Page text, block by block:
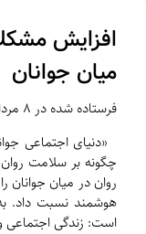
افزایش
میان جوانان
فرستاده شده در ۸ مرداد ۱۴۰۵
«دنیای اجتماعی
چگونه بر سلامت
روان در میان جوانان
هوشمند نسبت داد.
است: زندگی اجتماعی